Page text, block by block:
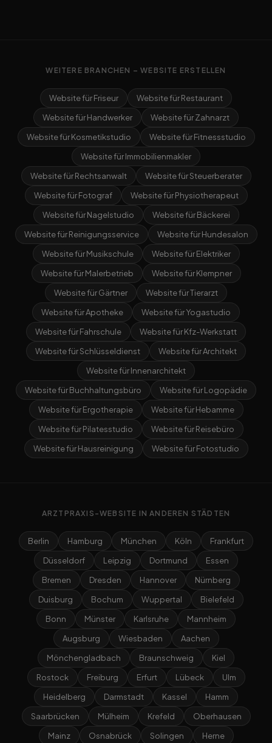
WEITERE BRANCHEN – WEBSITE ERSTELLEN
Website für Friseur
Website für Restaurant
Website für Handwerker
Website für Zahnarzt
Website für Kosmetikstudio
Website für Fitnessstudio
Website für Immobilienmakler
Website für Rechtsanwalt
Website für Steuerberater
Website für Fotograf
Website für Physiotherapeut
Website für Nagelstudio
Website für Bäckerei
Website für Reinigungsservice
Website für Hundesalon
Website für Musikschule
Website für Elektriker
Website für Malerbetrieb
Website für Klempner
Website für Gärtner
Website für Tierarzt
Website für Apotheke
Website für Yogastudio
Website für Fahrschule
Website für Kfz-Werkstatt
Website für Schlüsseldienst
Website für Architekt
Website für Innenarchitekt
Website für Buchhaltungsbüro
Website für Logopädie
Website für Ergotherapie
Website für Hebamme
Website für Pilatesstudio
Website für Reisebüro
Website für Hausreinigung
Website für Fotostudio
ARZTPRAXIS-WEBSITE IN ANDEREN STÄDTEN
Berlin Hamburg München Köln
Frankfurt
Düsseldorf
Leipzig Dortmund
Essen
Bremen
Dresden Hannover
Nürnberg
Duisburg
Bochum Wuppertal
Bielefeld
Bonn
Münster Karlsruhe
Mannheim
Augsburg
Wiesbaden
Aachen
Mönchengladbach
Braunschweig
Kiel
Rostock
Freiburg Erfurt Lübeck
Ulm
Heidelberg
Darmstadt Kassel
Hamm
Saarbrücken
Mülheim Krefeld
Oberhausen
Mainz
Osnabrück Solingen Herne